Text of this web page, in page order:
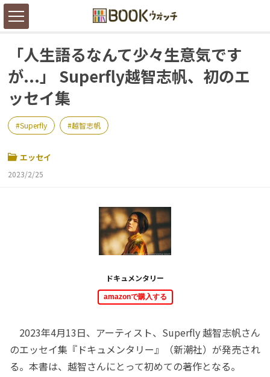
「人生語るなんて少々生意気です
が...」 Superfly越智志帆、初のエ
ッセイ集
Superfly 越智志帆
エッセイ
2023/2/25
ドキュメンタリー
amazonで購入する
2023年4月13日、アーティスト、Superfly 越智志帆さん
のエッセイ集『ドキュメンタリー』（新潮社）が発売され
る。本書は、越智さんにとって初めての著作となる。